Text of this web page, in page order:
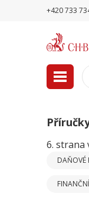
+420 733
6. strana
DAŇOVÉ